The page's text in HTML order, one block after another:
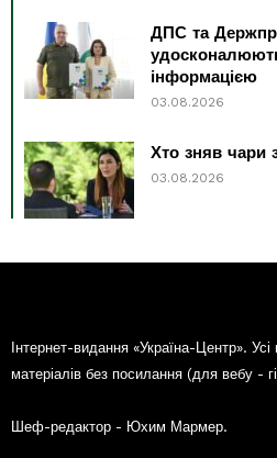
ДПС та
інформацією
03.08.2026
Хто зняв чари
03.08.2026
Інтернет-видання «Україна-Центр».
матеріалів без посилання (для вебу -
Шеф-редактор - Юхим Мармер.